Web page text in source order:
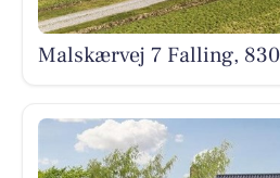
Malskærvej 7 Falling,